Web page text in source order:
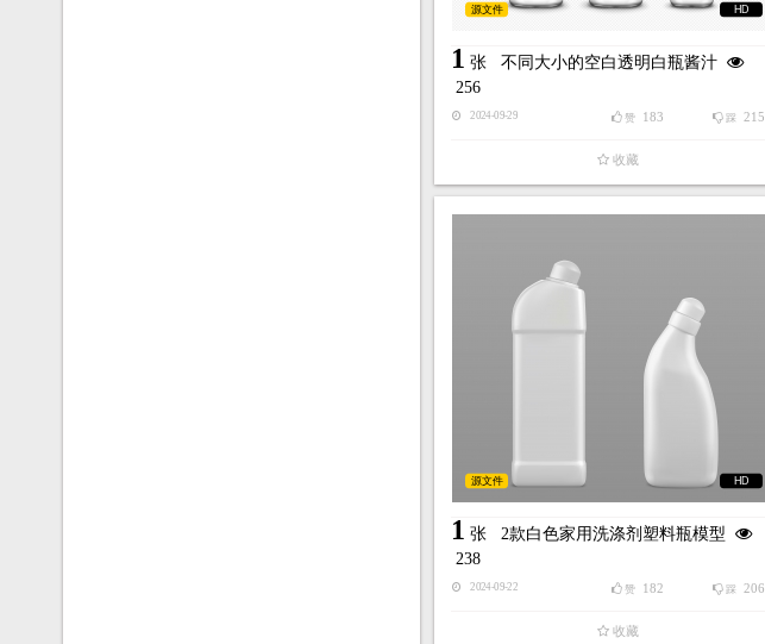
HD
源文件
1 张 不同大小的空白透明白瓶酱汁
256
2024-09-29 踩 215
赞 183
收藏
HD
源文件
1 张 2款白色家用洗涤剂塑料瓶模型
238
2024-09-22 踩 206
赞 182
收藏